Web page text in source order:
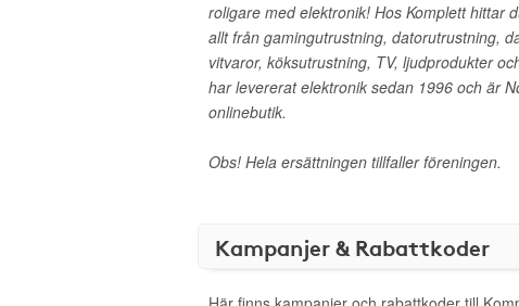
roligare med elektronik! Hos Komplett hittar
allt från gamingutrustning, datorutrustning,
vitvaror, köksutrustning, TV, ljudprodukter
har levererat elektronik sedan 1996 och är
onlinebutik.
Obs! Hela ersättningen tillfaller föreningen.
Kampanjer & Rabattkoder